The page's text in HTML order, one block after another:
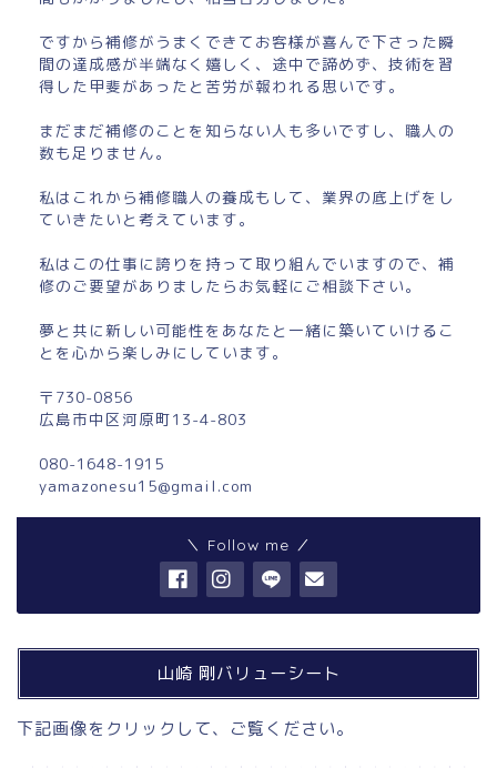
ですから補修がうまくできてお客様が喜んで下さった瞬
間の達成感が半端なく嬉しく、途中で諦めず、技術を習
得した甲斐があったと苦労が報われる思いです。
まだまだ補修のことを知らない人も多いですし、職人の
数も足りません。
私はこれから補修職人の養成もして、業界の底上げをし
ていきたいと考えています。
私はこの仕事に誇りを持って取り組んでいますので、補
修のご要望がありましたらお気軽にご相談下さい。
夢と共に新しい可能性をあなたと一緒に築いていけるこ
とを心から楽しみにしています。
〒730-0856
広島市中区河原町13-4-803
080-1648-1915
yamazonesu15@gmail.com
＼ Follow me ／
山崎 剛バリューシート
下記画像をクリックして、ご覧ください。